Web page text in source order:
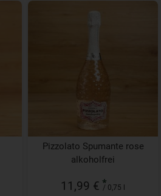
Pizzolato Spumante rose
alkoholfrei
11,99 € *
/ 0,75 l